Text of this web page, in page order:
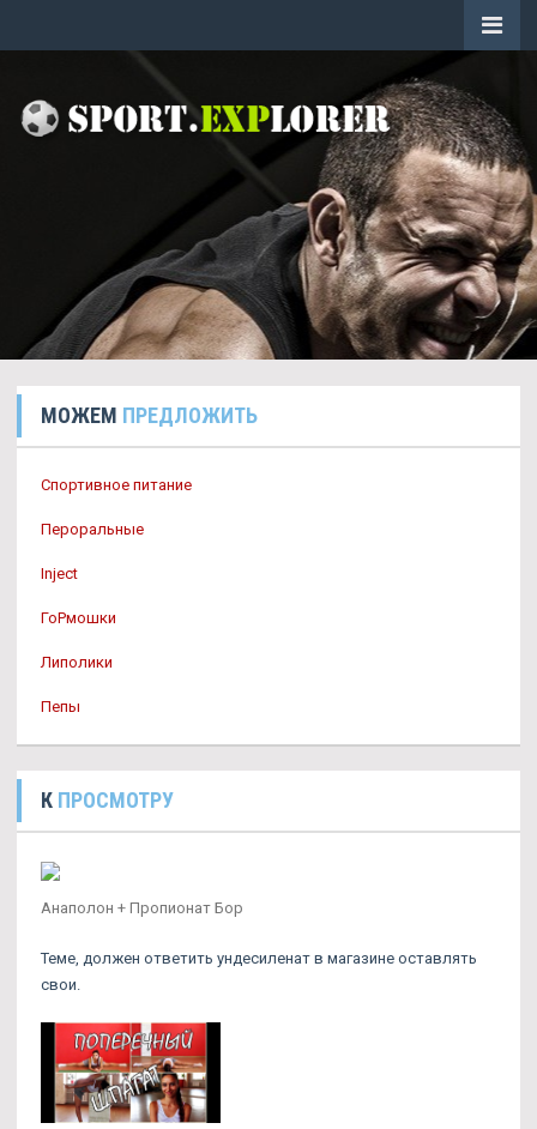
МОЖЕМ ПРЕДЛОЖИТЬ
Спортивное питание
Пероральные
Inject
ГоРмошки
Липолики
Пепы
К ПРОСМОТРУ
Анаполон + Пропионат Бор
Теме, должен ответить ундесиленат в магазине оставлять
свои.